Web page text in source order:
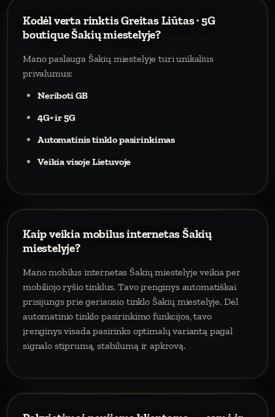
Kodėl verta rinktis Greitas Liūtas · 5G
boutique Šakių miestelyje?
Mano paslauga Šakių miestelyje turi unikalius
privalumus:
Neriboti GB
4G+ ir 5G
Automatinis tinklo pasirinkimas
Veikia visoje Lietuvoje
Kaip veikia mobilus internetas Šakių
miestelyje?
Mano mobilus internetas Šakių miestelyje veikia per
mobiliojo ryšio tinklus. Tavo įrenginys automatiškai
prisijungs prie geriausio tinklo Šakių miestelyje. Dėl
automatinio tinklo pasirinkimo funkcijos, tavo
įrenginys visada pasirinks optimalų variantą pagal
signalo stiprumą, stabilumą ir apkrovą.